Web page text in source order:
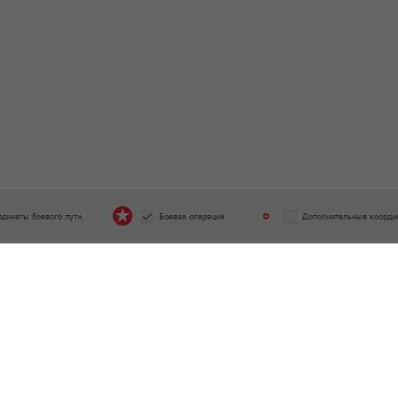
боевого пути Боевая операция Дополнительные